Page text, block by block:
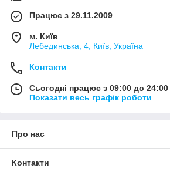
Ми не просто інтернет-магазин, а
виробничих підприємств.
Працює з 29.11.2009
м. Київ
Лебединська, 4, Київ, Україна
Контакти
Сьогодні працює з 09:00 до 24:00
Показати весь графік роботи
Про нас
Контакти